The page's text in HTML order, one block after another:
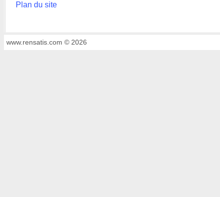
Plan du site
www.rensatis.com © 2026